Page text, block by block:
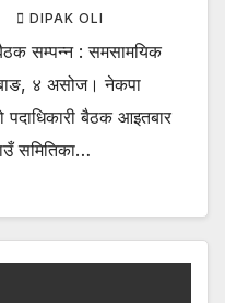
DIPAK OLI
बैठक सम्पन्न : समसामयिक
४ असोज। नेकपा
पदाधिकारी बैठक आइतबार
समितिका…